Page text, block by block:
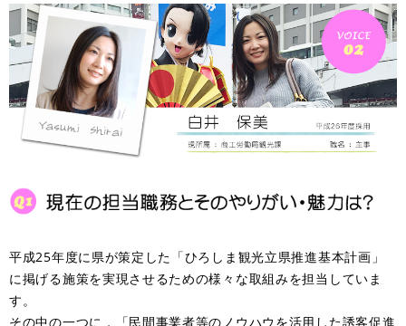
平成25年度に県が策定した「ひろしま観光立県推進基本計画」
に掲げる施策を実現させるための様々な取組みを担当していま
す。
その中の一つに，「民間事業者等のノウハウを活用した誘客促進